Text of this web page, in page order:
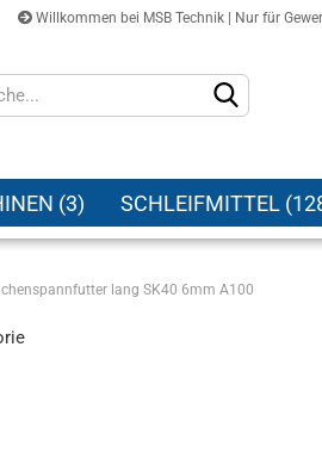
Willkommen bei MSB Technik | Nur für
Sprache auswählen
(3) SCHLEIFMITTEL
lang SK40 6mm A100